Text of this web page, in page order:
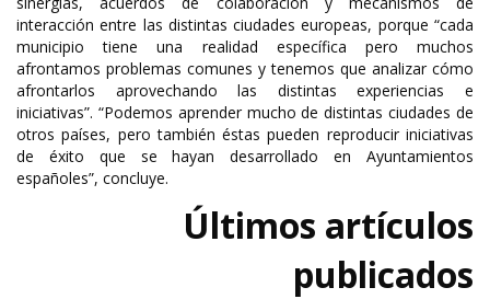
interacción entre las distintas ciudades europeas, porque “cada
municipio tiene una realidad específica pero muchos
afrontamos problemas comunes y tenemos que analizar cómo
afrontarlos aprovechando las distintas experiencias e
iniciativas”. “Podemos aprender mucho de distintas ciudades de
otros países, pero también éstas pueden reproducir iniciativas
de éxito que se hayan desarrollado en Ayuntamientos
españoles”, concluye.
Últimos artículos
publicados